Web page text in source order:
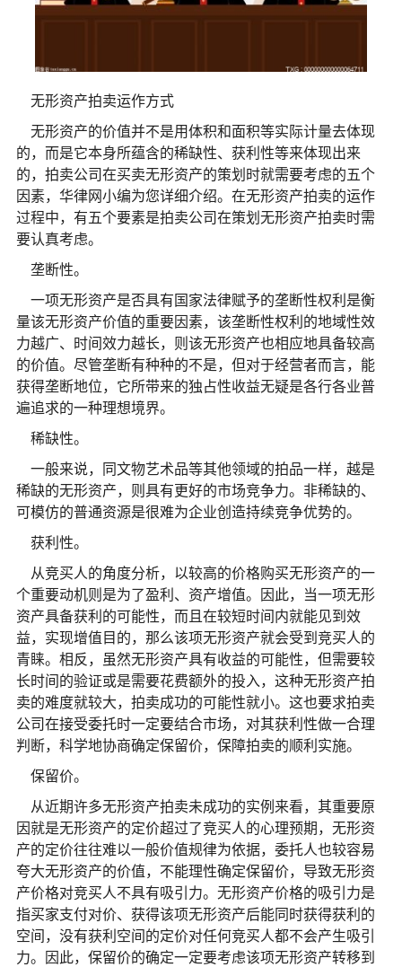
无形资产拍卖运作方式
无形资产的价值并不是用体积和面积等实际计量去体现
的，而是它本身所蕴含的稀缺性、获利性等来体现出来
的，拍卖公司在买卖无形资产的策划时就需要考虑的五个
因素，华律网小编为您详细介绍。在无形资产拍卖的运作
过程中，有五个要素是拍卖公司在策划无形资产拍卖时需
要认真考虑。
垄断性。
一项无形资产是否具有国家法律赋予的垄断性权利是衡
量该无形资产价值的重要因素，该垄断性权利的地域性效
力越广、时间效力越长，则该无形资产也相应地具备较高
的价值。尽管垄断有种种的不是，但对于经营者而言，能
获得垄断地位，它所带来的独占性收益无疑是各行各业普
遍追求的一种理想境界。
稀缺性。
一般来说，同文物艺术品等其他领域的拍品一样，越是
稀缺的无形资产，则具有更好的市场竞争力。非稀缺的、
可模仿的普通资源是很难为企业创造持续竞争优势的。
获利性。
从竞买人的角度分析，以较高的价格购买无形资产的一
个重要动机则是为了盈利、资产增值。因此，当一项无形
资产具备获利的可能性，而且在较短时间内就能见到效
益，实现增值目的，那么该项无形资产就会受到竞买人的
青睐。相反，虽然无形资产具有收益的可能性，但需要较
长时间的验证或是需要花费额外的投入，这种无形资产拍
卖的难度就较大，拍卖成功的可能性就小。这也要求拍卖
公司在接受委托时一定要结合市场，对其获利性做一合理
判断，科学地协商确定保留价，保障拍卖的顺利实施。
保留价。
从近期许多无形资产拍卖未成功的实例来看，其重要原
因就是无形资产的定价超过了竞买人的心理预期，无形资
产的定价往往难以一般价值规律为依据，委托人也较容易
夸大无形资产的价值，不能理性确定保留价，导致无形资
产价格对竞买人不具有吸引力。无形资产价格的吸引力是
指买家支付对价、获得该项无形资产后能同时获得获利的
空间，没有获利空间的定价对任何竞买人都不会产生吸引
力。因此，保留价的确定一定要考虑该项无形资产转移到